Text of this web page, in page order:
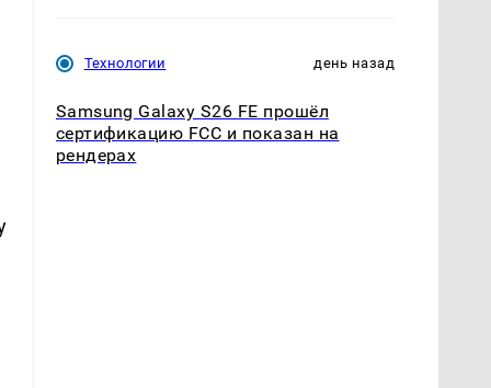
Технологии день назад
Samsung Galaxy S26 FE прошёл
сертификацию FCC и показан на
рендерах